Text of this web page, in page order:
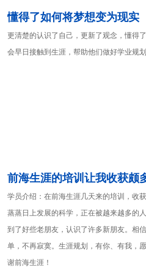
懂得了如何将梦想变为现实
更清楚的认识了自己，更新了观念，懂得
会早日接触到生涯，帮助他们做好学业规
前海生涯的培训让我收获颇
学员介绍：在前海生涯几天来的培训，收
蒸蒸日上发展的科学，正在被越来越多的
到了好些老朋友，认识了许多新朋友。相
单，不再寂寞。生涯规划，有你、有我，
谢前海生涯！